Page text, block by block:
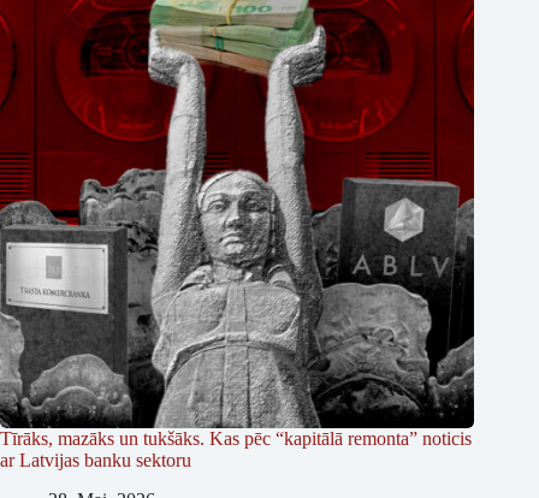
Tīrāks, mazāks un tukšāks. Kas pēc “kapitālā remonta” noticis
ar Latvijas banku sektoru